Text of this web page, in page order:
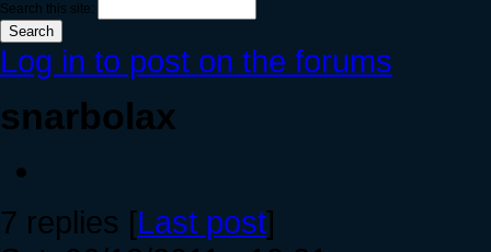
Search this site:
Log in to post on the forums
snarbolax
7 replies [Last post]